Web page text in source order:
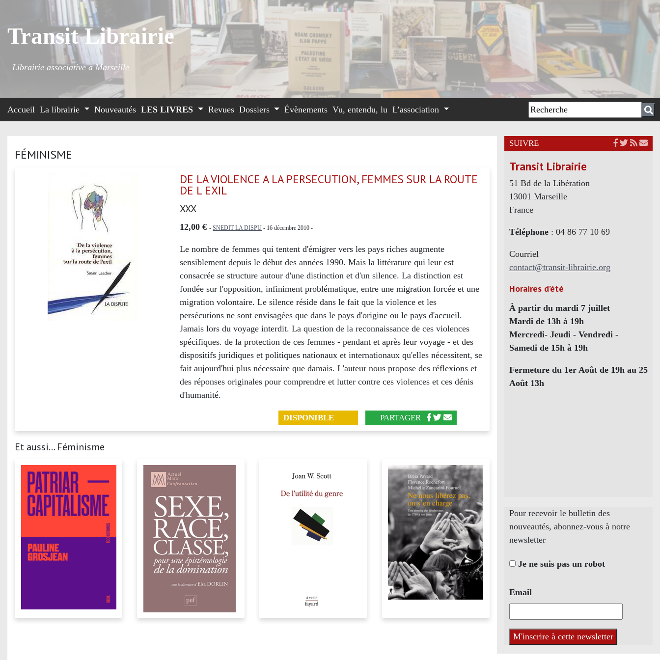
Transit Librairie
Librairie associative à Marseille
Accueil La librairie Nouveautés LES LIVRES Revues Dossiers Évènements Vu, entendu, lu L’association
FÉMINISME
DE LA VIOLENCE A LA PERSECUTION, FEMMES SUR LA ROUTE
DE L EXIL
XXX
12,00 € -SNEDIT LA DISPU - 16 décembre 2010 -
Le nombre de femmes qui tentent d'émigrer vers les pays riches augmente
sensiblement depuis le début des années 1990. Mais la littérature qui leur est
consacrée se structure autour d'une distinction et d'un silence. La distinction est
fondée sur l'opposition, infiniment problématique, entre une migration forcée et une
migration volontaire. Le silence réside dans le fait que la violence et les
persécutions ne sont envisagées que dans le pays d'origine ou le pays d'accueil.
Jamais lors du voyage interdit. La question de la reconnaissance de ces violences
spécifiques. de la protection de ces femmes - pendant et après leur voyage - et des
dispositifs juridiques et politiques nationaux et internationaux qu'elles nécessitent, se
fait aujourd'hui plus nécessaire que damais. L'auteur nous propose des réflexions et
des réponses originales pour comprendre et lutter contre ces violences et ces dénis
d'humanité.
DISPONIBLE PARTAGER
Et aussi... Féminisme
SUIVRE
Transit Librairie
51 Bd de la Libération
13001 Marseille
France
Téléphone: 04 86 77 10 69
Courriel
contact@transit-librairie.org
Horaires d’été
À partir du mardi 7 juillet
Mardi de 13h à 19h
Mercredi- Jeudi - Vendredi -
Samedi de 15h à 19h
Fermeture du 1er Août de 19h au 25
Août 13h
Pour recevoir le bulletin des
nouveautés, abonnez-vous à notre
newsletter
Je ne suis pas un robot
Email